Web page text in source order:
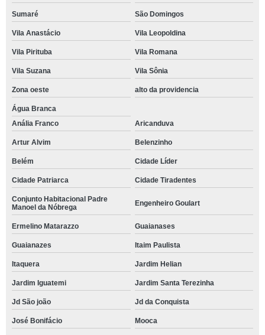
Sumaré São Domingos
Vila Anastácio Vila Leopoldina
Vila Pirituba Vila Romana
Vila Suzana Vila Sônia
Zona oeste alto da providencia
Água Branca
Anália Franco
Aricanduva
Artur Alvim Belenzinho
Belém Cidade Líder
Cidade Patriarca Cidade Tiradentes
Conjunto Habitacional Padre
Manoel da Nóbrega
Engenheiro Goulart
Ermelino Matarazzo Guaianases
Guaianazes Itaim Paulista
Itaquera Jardim Helian
Jardim Iguatemi Jardim Santa Terezinha
Jd São joão Jd da Conquista
José Bonifácio Mooca